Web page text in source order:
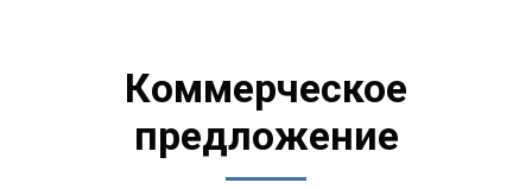
Коммерческое
предложение